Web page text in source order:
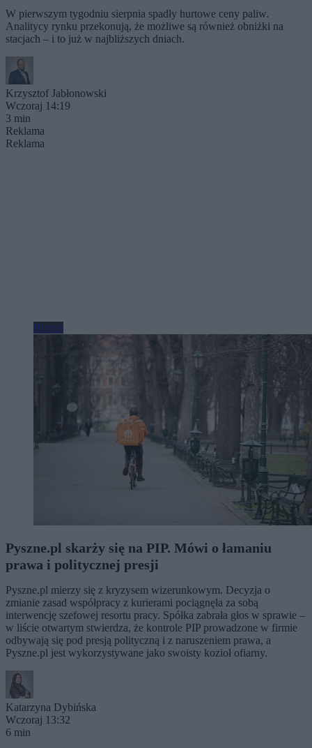
W pierwszym tygodniu sierpnia spadły hurtowe ceny paliw.
Analitycy rynku przekonują, że możliwe są również obniżki na
stacjach – i to już w najbliższych dniach.
Krzysztof Jabłonowski
Wczoraj 14:19
3 min
Reklama
Reklama
Biznes
Pyszne.pl skarży się na PIP. Mówi o łamaniu
prawa i politycznej presji
Pyszne.pl mierzy się z kryzysem wizerunkowym. Decyzja o
zmianie zasad współpracy z kurierami pociągnęła za sobą
interwencję szefowej resortu pracy. Spółka zabrała głos w sprawie –
w liście otwartym stwierdza, że kontrole PIP prowadzone w firmie
odbywają się pod presją polityczną i z naruszeniem prawa, a
Pyszne.pl jest wykorzystywane jako swoisty kozioł ofiarny.
Katarzyna Dybińska
Wczoraj 13:32
6 min